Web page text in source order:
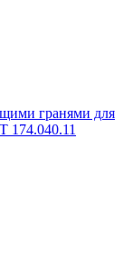
гранями для
174.040.11